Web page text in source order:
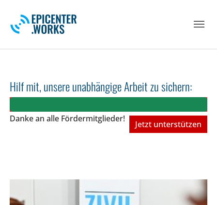
Hilf mit, unsere unabhängige Arbeit zu sichern:
Danke an alle Fördermitglieder!
Jetzt unterstützen